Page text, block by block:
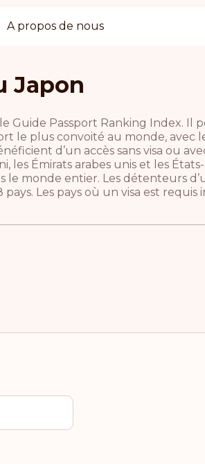
A propos de nous
Japon
Guide Passport Ranking Index. Il
le plus convoité au monde, avec
d’un accès sans visa ou
les Émirats arabes unis et les
monde entier. Les détenteurs
Les pays où un visa est requis